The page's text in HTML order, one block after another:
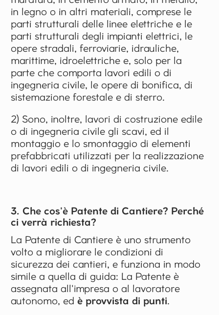
in legno o in altri materiali, comprese le
parti strutturali delle linee elettriche e le
parti strutturali degli impianti elettrici, le
opere stradali, ferroviarie, idrauliche,
marittime, idroelettriche e, solo per la
parte che comporta lavori edili o di
ingegneria civile, le opere di bonifica, di
sistemazione forestale e di sterro.
2) Sono, inoltre, lavori di costruzione edile
o di ingegneria civile gli scavi, ed il
montaggio e lo smontaggio di elementi
prefabbricati utilizzati per la realizzazione
di lavori edili o di ingegneria civile.
3. Che cos'è Patente di Cantiere? Perché
ci verrà richiesta?
La Patente di Cantiere è uno strumento
volto a migliorare le condizioni di
sicurezza dei cantieri, e funziona in modo
simile a quella di guida: La Patente è
assegnata all'impresa o al lavoratore
autonomo, edè provvista di punti.